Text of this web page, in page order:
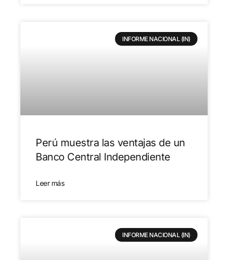
INFORME NACIONAL (IN)
Perú muestra las ventajas de un
Banco Central Independiente
Leer más
INFORME NACIONAL (IN)